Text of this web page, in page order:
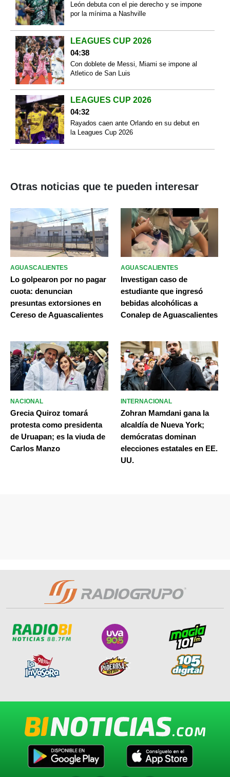
León debuta con el pie derecho y se impone
por la mínima a Nashville
LEAGUES CUP 2026
04:38
Con doblete de Messi, Miami se impone al
Atletico de San Luis
LEAGUES CUP 2026
04:32
Rayados caen ante Orlando en su debut en
la Leagues Cup 2026
Otras noticias que te pueden interesar
AGUASCALIENTES
Lo golpearon por no pagar
cuota: denuncian
presuntas extorsiones en
Cereso de Aguascalientes
AGUASCALIENTES
Investigan caso de
estudiante que ingresó
bebidas alcohólicas a
Conalep de Aguascalientes
NACIONAL
Grecia Quiroz tomará
protesta como presidenta
de Uruapan; es la viuda de
Carlos Manzo
INTERNACIONAL
Zohran Mamdani gana la
alcaldía de Nueva York;
demócratas dominan
elecciones estatales en EE.
UU.